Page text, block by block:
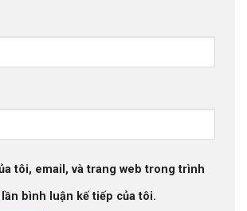
tôi, email, và trang web trong trình
bình luận kế tiếp của tôi.